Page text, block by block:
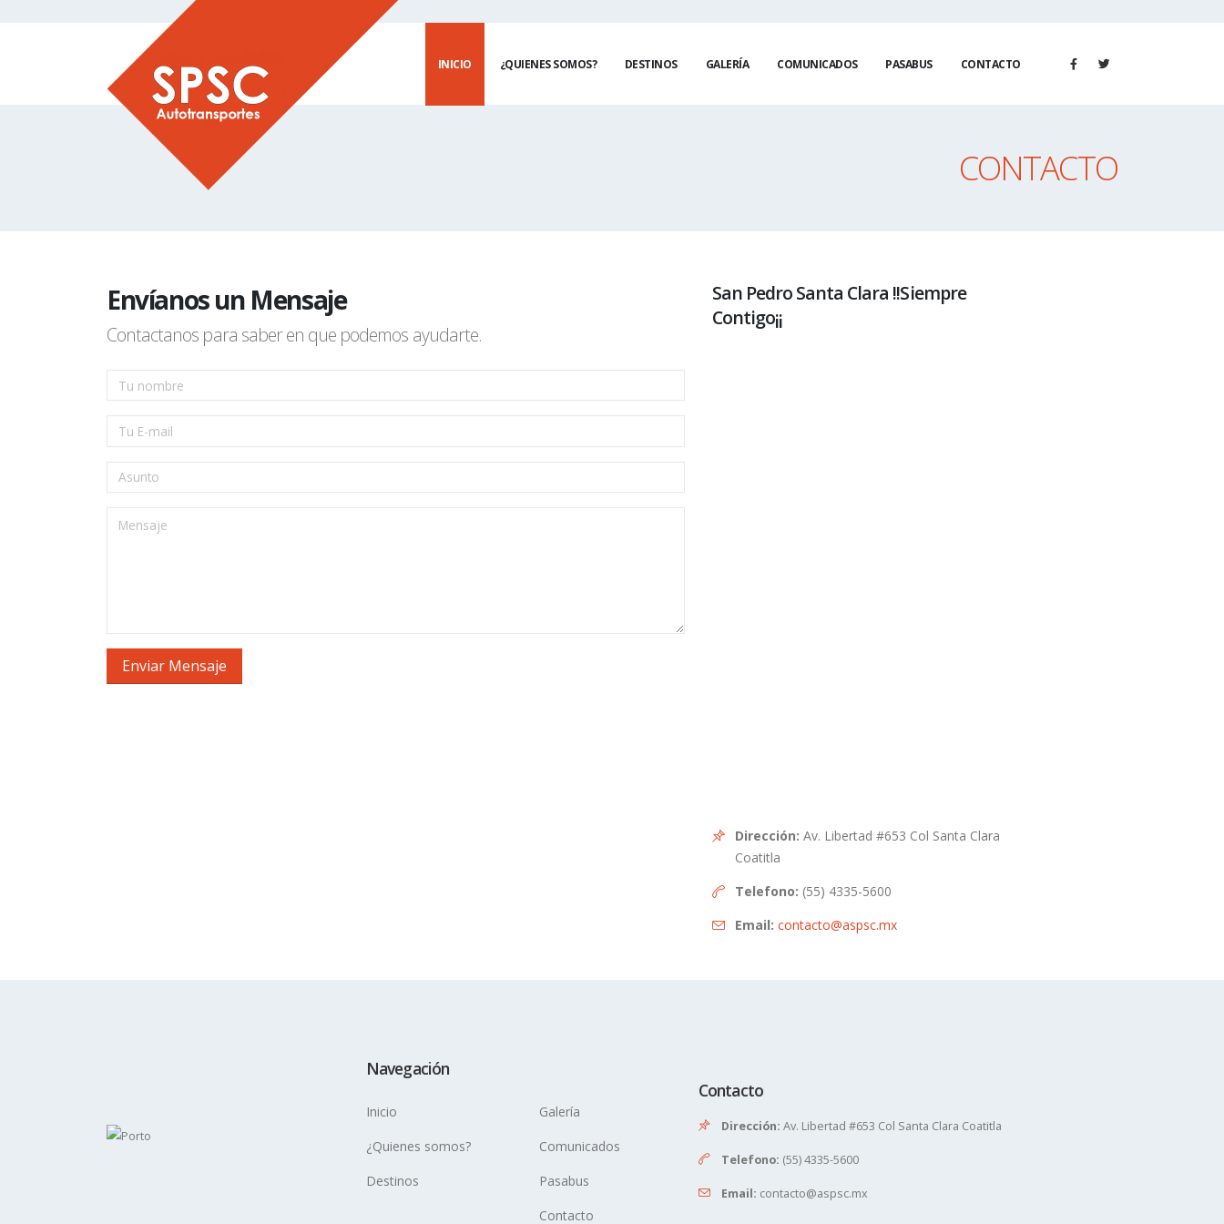
INICIO ¿QUIENES SOMOS? DESTINOS GALERÍA COMUNICADOS PASABUS CONTACTO
CONTACTO
Envíanos un Mensaje
Contactanos para saber en que podemos ayudarte.
San Pedro Santa Clara !!Siempre
Contigo¡¡
Dirección: Av. Libertad #653 Col Santa Clara
Coatitla
Telefono: (55) 4335-5600
Email: contacto@aspsc.mx
Navegación
Inicio
¿Quienes somos?
Destinos
Galería
Comunicados
Pasabus
Contacto
Contacto
Dirección: Av. Libertad #653 Col Santa Clara Coatitla
Telefono: (55) 4335-5600
Email: contacto@aspsc.mx